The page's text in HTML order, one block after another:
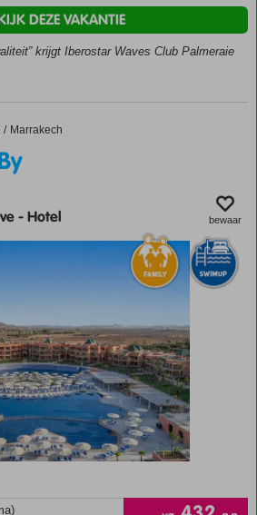
krijgt Iberostar Waves Club Palmeraie
DEZE VAKANTIE
Marrakech
-Hotel bewaar